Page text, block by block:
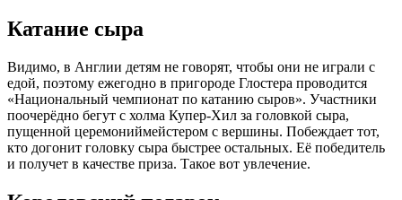
Катание сыра
Видимо, в Англии детям не говорят, чтобы они не играли с
едой, поэтому ежегодно в пригороде Глостера проводится
«Национальный чемпионат по катанию сыров». Участники
поочерёдно бегут с холма Купер-Хил за головкой сыра,
пущенной церемониймейстером с вершины. Побеждает тот,
кто догонит головку сыра быстрее остальных. Её победитель
и получет в качестве приза. Такое вот увлечение.